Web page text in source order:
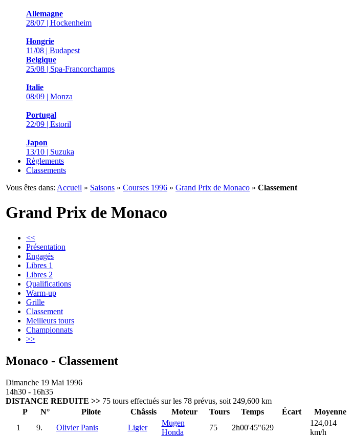
Allemagne
28/07 | Hockenheim
Hongrie
11/08 | Budapest
Belgique
25/08 | Spa-Francorchamps
Italie
08/09 | Monza
Portugal
22/09 | Estoril
Japon
13/10 | Suzuka
Règlements
Classements
Vous êtes dans: Accueil » Saisons » Courses 1996 » Grand Prix de Monaco » Classement
Grand Prix de Monaco
<<
Présentation
Engagés
Libres 1
Libres 2
Qualifications
Warm-up
Grille
Classement
Meilleurs tours
Championnats
>>
Monaco - Classement
Dimanche 19 Mai 1996
14h30 - 16h35
DISTANCE REDUITE >> 75 tours effectués sur les 78 prévus, soit 249,600 km
P
N° Pilote Châssis Moteur Tours Temps Écart
Moyenne
1
9. Olivier Panis Ligier
Mugen
Honda
75 2h00'45"629
124,014
km/h